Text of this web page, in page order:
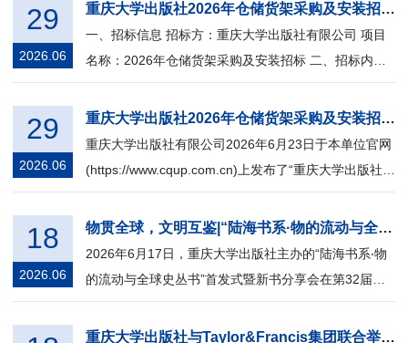
重庆大学出版社2026年仓储货架采购及安装招标公告
一、招标信息 招标方：重庆大学出版社有限公司 项目
名称：2026年仓储货架采购及安装招标 二、招标内容
及要求 1.仓储货架采购及安装 2.采购...
29
2026.06
重庆大学出版社2026年仓储货架采购及安装招标撤销公告
重庆大学出版社有限公司2026年6月23日于本单位官网
(https://www.cqup.com.cn)上发布了“重庆大学出版社2
026年仓储货架采购及安装招标公告”...
29
2026.06
物贯全球，文明互鉴|“陆海书系·物的流动与全球史丛书”首发式暨新书分享会顺利举办
2026年6月17日，重庆大学出版社主办的“陆海书系‧物
的流动与全球史丛书”首发式暨新书分享会在第32届北
京国际图书博览会重庆展厅顺利举办...
18
2026.06
重庆大学出版社与Taylor&Francis集团联合举办《新能源材料手册》丛书国际版启动暨全语种版权签约仪式